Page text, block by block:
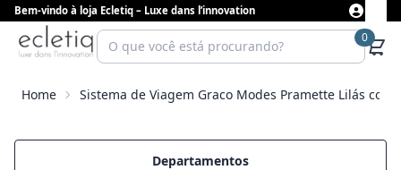
Bem-vindo à loja Ecletiq – Luxe dans l’innovation
0
Home Sistema de Viagem Graco Modes Pramette Lilás
Departamentos